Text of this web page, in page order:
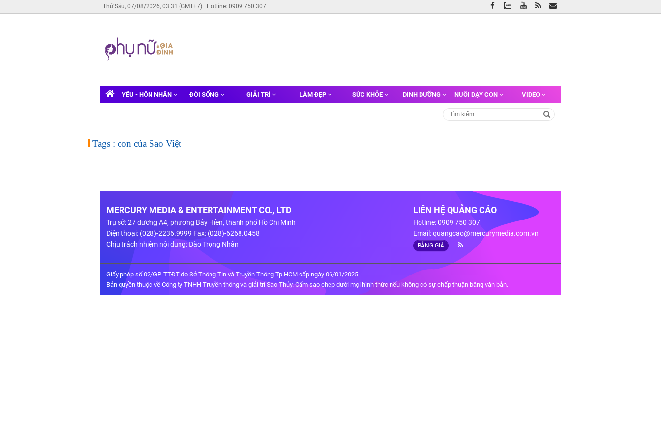
Thứ Sáu, 07/08/2026, 03:31 (GMT+7) Hotline: 0909 750 307
YÊU - HÔN NHÂN ĐỜI SỐNG GIẢI TRÍ LÀM ĐẸP SỨC KHỎE DINH DƯỠNG NUÔI DẠY CON VIDEO
Tags : con của Sao Việt
MERCURY MEDIA & ENTERTAINMENT CO., LTD
Trụ sở: 27 đường A4, phường Bảy Hiền, thành phố Hồ Chí Minh
Điện thoại: (028)-2236.9999 Fax: (028)-6268.0458
Chịu trách nhiệm nội dung: Đào Trọng Nhân
LIÊN HỆ QUẢNG CÁO
Hotline: 0909 750 307
Email:quangcao@mercurymedia.com.vn
BẢNG GIÁ
Giấy phép số 02/GP-TTĐT do Sở Thông Tin và Truyền Thông Tp.HCM cấp ngày 06/01/2025
Bản quyền thuộc về Công ty TNHH Truyền thông và giải trí Sao Thủy. Cấm sao chép dưới mọi hình thức nếu không có sự chấp thuận bằng văn bản.